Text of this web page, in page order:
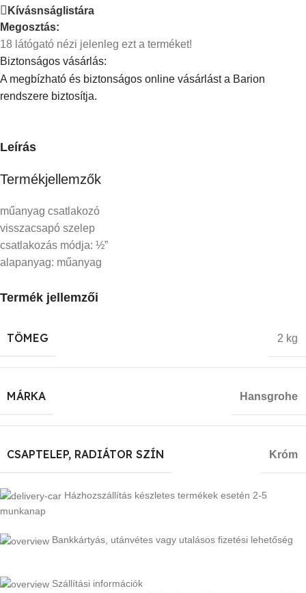
Kívásnságlistára
Megosztás:
18 látógató nézi jelenleg ezt a terméket!
Biztonságos vásárlás:
A megbízható és biztonságos online vásárlást a Barion
rendszere biztosítja.
Leírás
Termékjellemzők
műanyag csatlakozó
visszacsapó szelep
csatlakozás módja: ½”
alapanyag: műanyag
Termék jellemzői
TÖMEG 2 kg
MÁRKA Hansgrohe
CSAPTELEP, RADIÁTOR SZÍN Króm
Házhozszállítás készletes termékek esetén 2-5
munkanap
Bankkártyás, utánvétes vagy utalásos fizetési lehetőség
Szállítási információk